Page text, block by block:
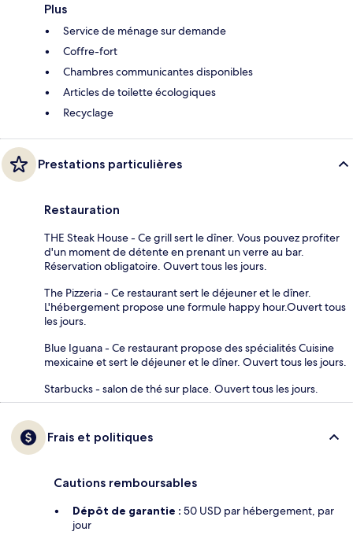
Plus
Service de ménage sur demande
Coffre-fort
Chambres communicantes disponibles
Articles de toilette écologiques
Recyclage
Prestations particulières
Restauration
THE Steak House - Ce grill sert le dîner. Vous pouvez profiter
d'un moment de détente en prenant un verre au bar.
Réservation obligatoire. Ouvert tous les jours.
The Pizzeria - Ce restaurant sert le déjeuner et le dîner.
L'hébergement propose une formule happy hour.Ouvert tous
les jours.
Blue Iguana - Ce restaurant propose des spécialités Cuisine
mexicaine et sert le déjeuner et le dîner. Ouvert tous les jours.
Starbucks - salon de thé sur place. Ouvert tous les jours.
Frais et politiques
Cautions remboursables
Dépôt de garantie : 50 USD par hébergement, par
jour